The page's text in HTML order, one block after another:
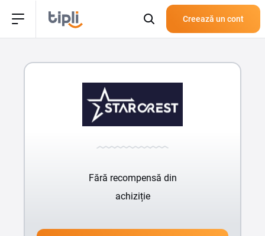
Creează un cont
Fără recompensă din
achiziție